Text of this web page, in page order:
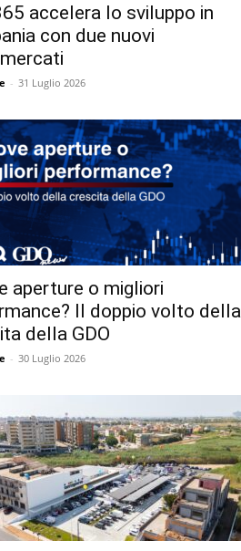
accelera lo sviluppo in
con due nuovi
- 31 Luglio 2026
aperture o migliori
Il doppio volto della
della GDO
- 30 Luglio 2026